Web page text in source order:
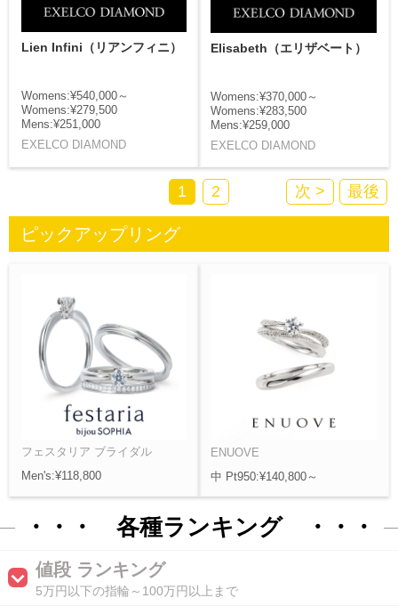
Lien Infini（リアンフィニ）
Womens:¥540,000～
Womens:¥279,500
Mens:¥251,000
EXELCO DIAMOND
Elisabeth（エリザベート）
Womens:¥370,000～
Womens:¥283,500
Mens:¥259,000
EXELCO DIAMOND
1 2 次 > 最後
ピックアップリング
フェスタリア ブライダル
Men's:¥118,800
ENUOVE
中 Pt950:¥140,800～
・・・ 各種ランキング ・・・
値段 ランキング
5万円以下の指輪～100万円以上まで